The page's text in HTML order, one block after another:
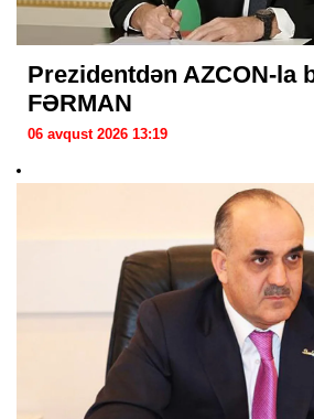
Prezidentdən AZCON-la
FƏRMAN
06 avqust 2026 13:19